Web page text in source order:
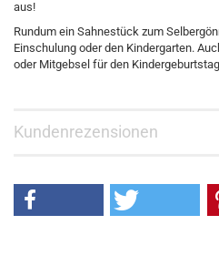
aus!
Rundum ein Sahnestück zum
Einschulung oder den Kindergarten.
oder Mitgebsel für den
Kundenrezensionen